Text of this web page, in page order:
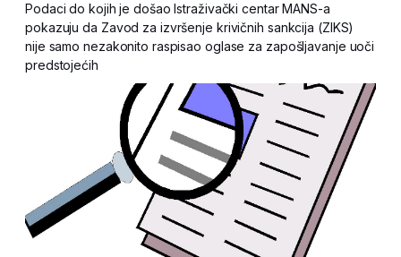
Podaci do kojih je došao Istraživački centar MANS-a
pokazuju da Zavod za izvršenje krivičnih sankcija (ZIKS)
nije samo nezakonito raspisao oglase za zapošljavanje uoči
predstojećih